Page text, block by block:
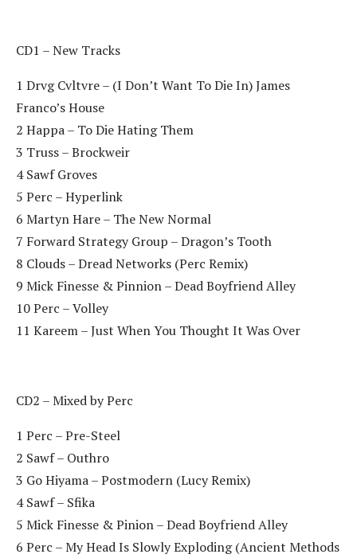
CD1 – New Tracks
1 Drvg Cvltvre – (I Don’t Want To Die In) James
Franco’s House
2 Happa – To Die Hating Them
3 Truss – Brockweir
4 Sawf Groves
5 Perc – Hyperlink
6 Martyn Hare – The New Normal
7 Forward Strategy Group – Dragon’s Tooth
8 Clouds – Dread Networks (Perc Remix)
9 Mick Finesse & Pinnion – Dead Boyfriend Alley
10 Perc – Volley
11 Kareem – Just When You Thought It Was Over
CD2 – Mixed by Perc
1 Perc – Pre-Steel
2 Sawf – Outhro
3 Go Hiyama – Postmodern (Lucy Remix)
4 Sawf – Sfika
5 Mick Finesse & Pinion – Dead Boyfriend Alley
6 Perc – My Head Is Slowly Exploding (Ancient Methods